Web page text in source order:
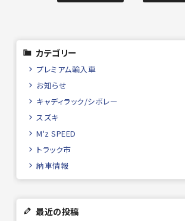
カテゴリー
プレミアム輸入車
お知らせ
キャディラック/シボレー
スズキ
M'z SPEED
トラック市
納車情報
最近の投稿